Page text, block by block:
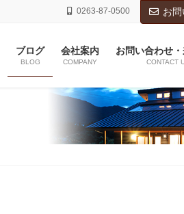
0263-87-0500 お
ブログ
BLOG
会社案内
COMPANY
お問い合わせ
CONTACT